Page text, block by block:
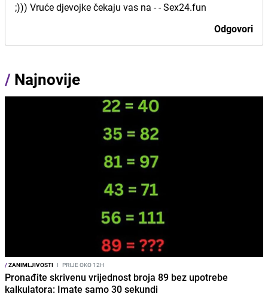
;))) V ru ć e dj e vo j ke če ka j u v as n a - - S e x 2 4 . f u n
Odgovori
/ Najnovije
/ZANIMLJIVOSTI I PRIJE OKO 12H
Pronađite skrivenu vrijednost broja 89 bez upotrebe
kalkulatora: Imate samo 30 sekundi